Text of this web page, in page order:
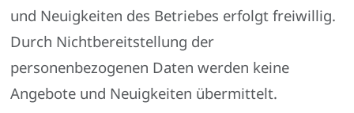
und Neuigkeiten des Betriebes erfolgt freiwillig.
Durch Nichtbereitstellung der
personenbezogenen Daten werden keine
Angebote und Neuigkeiten übermittelt.